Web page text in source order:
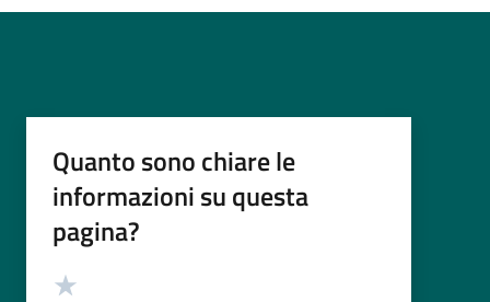
Quanto sono chiare le
informazioni su questa
pagina?
Valutazione